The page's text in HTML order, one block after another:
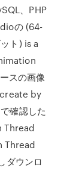
、PHP
の (64-
ト) is a
スの画像
create by
確認した
Thread
Thread
ダウンロ